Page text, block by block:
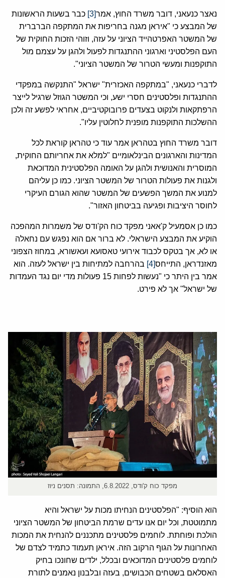
נאצר כנעאני, דובר משרד החוץ, אמר[3]
כבר בשעות הראשונות
של המבצע כי "איראן מגנה בחריפות את המתקפה הברברית
של המשטר האפרטהייד הציוני על עזה, וזוהי הזכות החוקית של
העם הפלסטיני וארגוני ההתנגדות לפעול ולהגן על עצמם מול
התוקפנות ומעשי הטרור של המשטר הציוני".
לדברי כנעאני, "במתקפה האכזרית" ישראל "התנקשה במפקדי
ההתנגדות ופלסטינים חסרי ישע, וכי המשטר הגוזל שרגיל לייצר
הרפתקאות ולנקוט בצעדים פרובוקטיביים, אחראי לפשע זה ולכן
ההשלכות התוקפנות מופנית לחלוטין עליו".
דובר משרד החוץ בטהראן אמר עוד כי טהראן קוראת לכל
המדינות והארגונים הבינלאומיים "למלא את אחריותם החוקית,
המוסרית והאנושית ולהגן על האומה הפלסטינית המדוכאת
ולגנות את פעולות הטרור של המשטר הציוני. כמו כן עליהם
למנוע את המשך הפשעים של המשטר שהוא הגורם העיקרי
לחוסר היציבות ופגיעה בביטחון האזור".
כמו כן אסמעיל ק'אאני מפקד כוח הק'ודס של משמרות המהפכה
הוקיע את המבצע הישראלי. לא ברור אם הוא נפגש עם נחאלה
או לא, אך בטקס לכבוד אירועי טאסועא ועאשורא, במחוז הצפוני
מאזנדראן, התייחס[4]
בהרחבה למתיחות בין ישראל לעזה. הוא
אמר בין היתר כי "נעשות לפחות 15 פעולות מדי יום נגד העמדות
של ישראל" אך לא פירט.
מפקד כוח ק'ודס, 6.8.2022, התמונה: תסנים ניוז
הוא הוסיף: "הפלסטינים הנחיתו מכות על ישראל והיא
מתמוטטת, וכל יום אנו עדים שרמת הביטחון של המשטר הציוני
הולכת ופוחתת. לוחמים פלסטינים מתכננים להנחית את המכות
האחרונות על הגוף הרקוב הזה. איראן תעמוד כתמיד לצדם של
לוחמים פלסטינים המדוכאים ובכלל, ילדים שחונכו בחיק
האסלאם בשטחים הכבושים, בעזה ובלבנון נאמנים לתורת